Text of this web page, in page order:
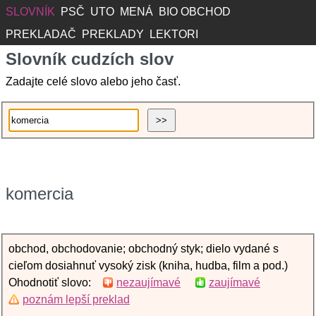
SLOVNÍK PSČ UTO MENÁ
BIO OBCHOD
PREKLADAČ
PREKLADY LEKTORI
Slovník cudzích slov
Zadajte celé slovo alebo jeho časť.
komercia
obchod, obchodovanie; obchodný styk; dielo vydané s
cieľom dosiahnuť vysoký zisk (kniha, hudba, film a pod.)
Ohodnotiť slovo:
nezaujímavé
zaujímavé
poznám lepší preklad